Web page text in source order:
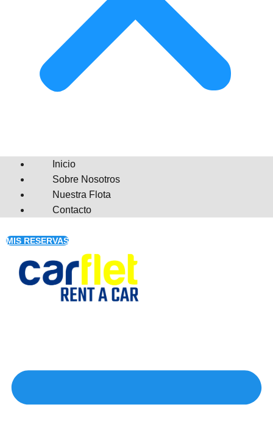
Inicio
Sobre Nosotros
Nuestra Flota
Contacto
MIS RESERVAS